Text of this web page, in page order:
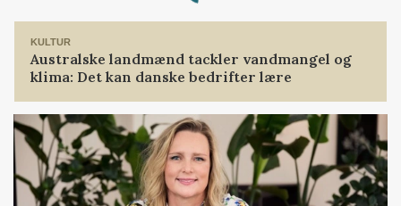
KULTUR
Australske landmænd tackler vandmangel og
klima: Det kan danske bedrifter lære